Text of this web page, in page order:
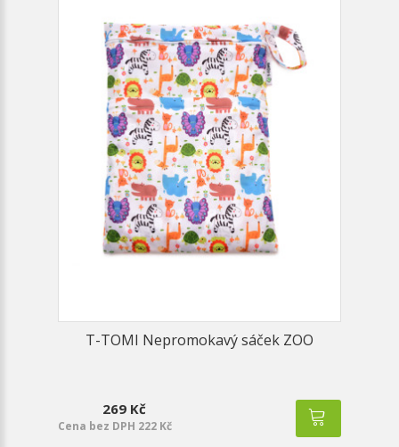
T-TOMI Nepromokavý sáček ZOO
269 Kč
Cena bez DPH 222 Kč